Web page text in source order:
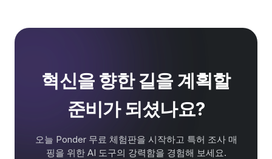
혁신을 향한 길을 계획할
준비가 되셨나요?
오늘 Ponder 무료 체험판을 시작하고 특허 조사 매
핑을 위한 AI 도구의 강력함을 경험해 보세요.